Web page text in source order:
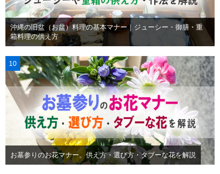
沖縄の旧盆（お盆）料理の基本マナー｜ジューシー・御膳・重
箱料理の供え方
お墓参りのお花マナー。供え方・選び方・タブーな花を解説